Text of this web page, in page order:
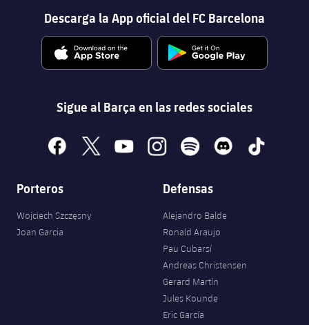
Descarga la App oficial del FC Barcelona
Sigue al Barça en las redes sociales
facebookx youtubeinstagramspotify discord tiktok
Porteros
Wojciech Szczęsny
Joan Garcia
Defensas
Alejandro Balde
Ronald Araujo
Pau Cubarsí
Andreas Christensen
Gerard Martín
Jules Kounde
Eric García